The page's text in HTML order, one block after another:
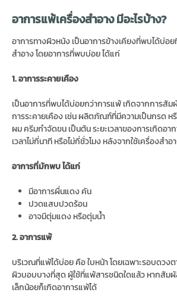
อาการแพ้เครื่องสำอาง มีอะไรบ้าง?
อาการทางผิวหนัง เป็นอาการข้างเคียงที่พบได้บ่อ
สำอาง โดยอาการที่พบบ่อย ได้แก่
1. อาการระคายเคือง
เป็นอาการที่พบได้บ่อยกว่าการแพ้ เกิดจากการสั
การระคายเคือง เช่น ผลิตภัณฑ์ที่มีความเป็นกรด ห
ผม ครีมกำจัดขน เป็นต้น ระยะเวลาของการเกิดอาก
เวลาไม่กี่นาที หรือไม่กี่ชั่วโมง หลังจากใช้เครื่องสำอ
อาการที่มักพบ ได้แก่
มีอาการผื่นแดง คัน
ปวดแสบปวดร้อน
อาจมีตุ่มแดง หรือตุ่มน้ำ
2. อาการแพ้
บริเวณที่แพ้ได้บ่อย คือ ใบหน้า โดยเฉพาะรอบดวง
ผิวบอบบางที่สุด ผู้ใช้ที่แพ้สารชนิดใดแล้ว หากสัม
เล็กน้อยก็เกิดอาการแพ้ได้